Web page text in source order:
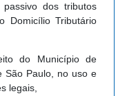
dos tributos
Domicílio Tributário
do Município de
São Paulo, no uso e
legais,